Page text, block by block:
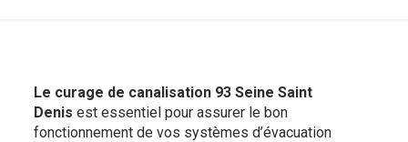
Le curage de canalisation 93 Seine Saint
Denis est essentiel pour assurer le bon
fonctionnement de vos systèmes d’évacuation